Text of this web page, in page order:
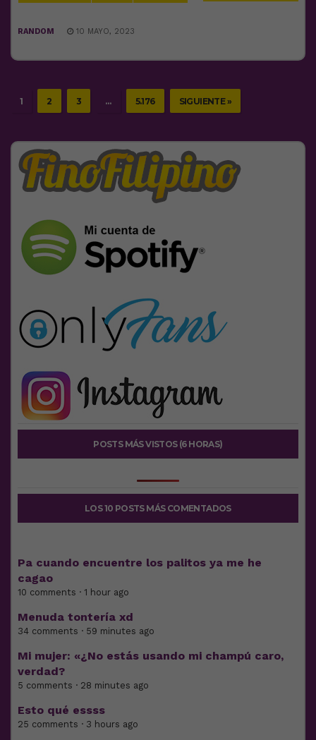
RANDOM 10 MAYO, 2023
1 2 3 … 5.176 SIGUIENTE »
POSTS MÁS VISTOS (6 HORAS)
LOS 10 POSTS MÁS COMENTADOS
Pa cuando encuentre los palitos ya me he
cagao
10 comments · 1 hour ago
Menuda tontería xd
34 comments · 59 minutes ago
Mi mujer: «¿No estás usando mi champú caro,
verdad?
5 comments · 28 minutes ago
Esto qué essss
25 comments · 3 hours ago